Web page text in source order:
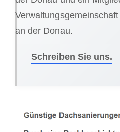
an der Donau.
Schreiben Sie uns.